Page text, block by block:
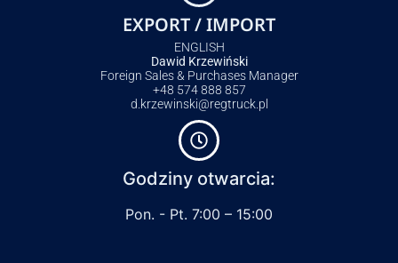
EXPORT / IMPORT
ENGLISH
Dawid Krzewiński
Foreign Sales & Purchases Manager
+48 574 888 857
d.krzewinski@regtruck.pl
Godziny otwarcia:
Pon. - Pt. 7:00 – 15:00